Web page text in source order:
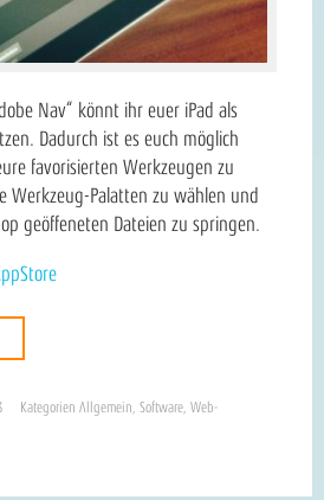
Nav“ könnt ihr euer iPad als
Dadurch ist es euch möglich
favorisierten Werkzeugen zu
Werkzeug-Palatten zu wählen und
geöffeneten Dateien zu springen.
Kategorien Allgemein, Software, Web-